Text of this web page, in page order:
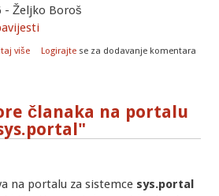
- Željko Boroš
više o Nove usluge za sistemce
Logirajte se za dodavanje komentara
članaka na portalu
na portalu za sistemce sys.portal